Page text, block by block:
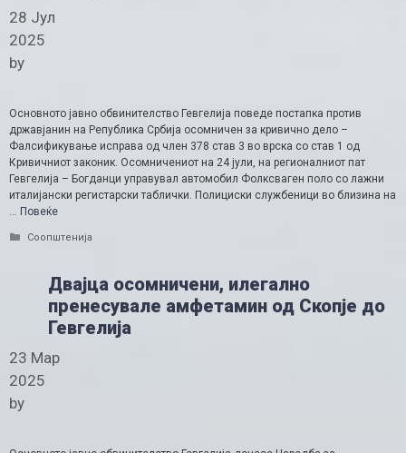
28 Јул
2025
by
Основното јавно обвинителство Гевгелија поведе постапка против
државјанин на Република Србија осомничен за кривично дело –
Фалсификување исправа од член 378 став 3 во врска со став 1 од
Кривичниот законик. Осомничениот на 24 јули, на регионалниот пат
Гевгелија – Богданци управувал автомобил Фолксваген поло со лажни
италијански регистарски таблички. Полициски службеници во близина на
… Повеќе
Categories
Соопштенија
Двајца осомничени, илегално
пренесувале амфетамин од Скопје до
Гевгелија
23 Мар
2025
by